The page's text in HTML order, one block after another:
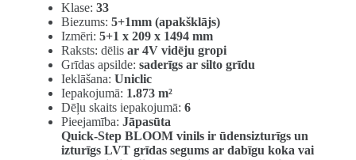
Klase: 33
Biezums: 5+1mm (apakšklājs)
Izmēri: 5+1 x 209 x 1494 mm
Raksts: dēlis ar 4V vidēju gropi
Grīdas apsilde: saderīgs ar silto grīdu
Ieklāšana: Uniclic
Iepakojumā: 1.873 m²
Dēļu skaits iepakojumā: 6
Pieejamība: Jāpasūta
Quick-Step BLOOM vinils ir ūdensizturīgs un
izturīgs LVT grīdas segums ar dabīgu koka vai